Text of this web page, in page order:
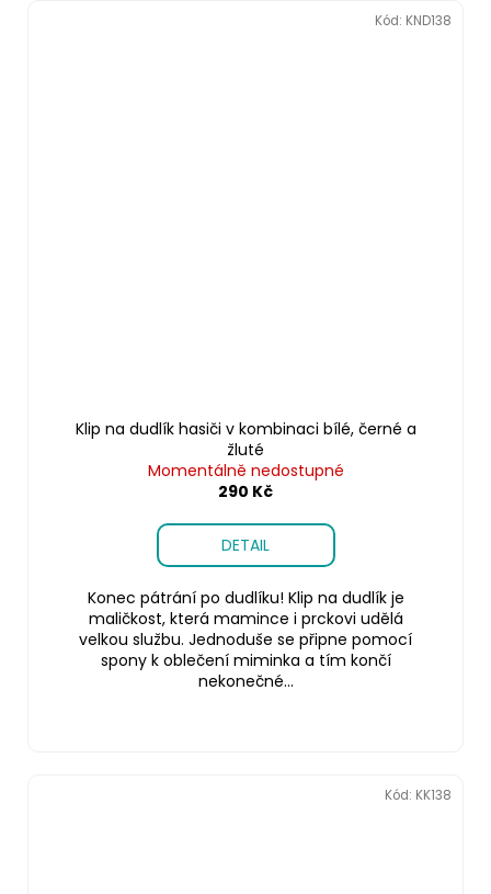
Klip na dudlík hasiči v kombinaci bílé, černé a
žluté
Momentálně nedostupné
290 Kč
DETAIL
Konec pátrání po dudlíku! Klip na dudlík je
maličkost, která mamince i prckovi udělá
velkou službu. Jednoduše se připne pomocí
spony k oblečení miminka a tím končí
nekonečné...
Kód: KND138
Kód: KK138